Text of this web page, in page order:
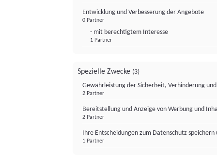
Entwicklung und Verbesserung der Angebote
0 Partner
- mit berechtigtem Interesse
1 Partner
Spezielle Zwecke (3)
Gewährleistung der Sicherheit, Verhinderung
2 Partner
Bereitstellung und Anzeige von Werbung und
2 Partner
Ihre Entscheidungen zum Datenschutz
1 Partner